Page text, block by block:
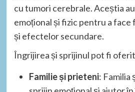
cu tumori cerebrale. Aceștia
emoțional și fizic pentru a
și efectelor secundare.
Îngrijirea și sprijinul pot fi
Familie și prieteni: Familia